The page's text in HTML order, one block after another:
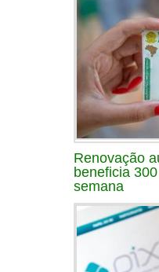
Renovação
beneficia
semana